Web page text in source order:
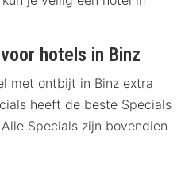
hotels in Binz
met ontbijt in Binz extra
heeft de beste Specials
Specials zijn bovendien